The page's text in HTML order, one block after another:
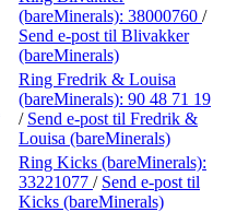
(bareMinerals): 38000760 /
Send e-post til Blivakker
(bareMinerals)
Ring Fredrik & Louisa
(bareMinerals): 90 48 71 19
/ Send e-post til Fredrik &
Louisa (bareMinerals)
Ring Kicks (bareMinerals):
33221077 / Send e-post til
Kicks (bareMinerals)